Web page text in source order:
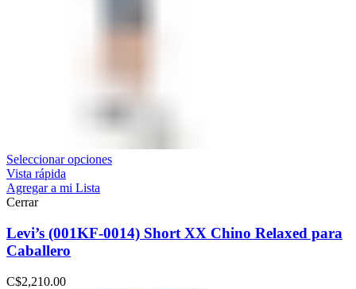
Seleccionar opciones
Vista rápida
Agregar a mi Lista
Cerrar
Levi’s (001KF-0014) Short XX Chino Relaxed para
Caballero
C$2,210.00